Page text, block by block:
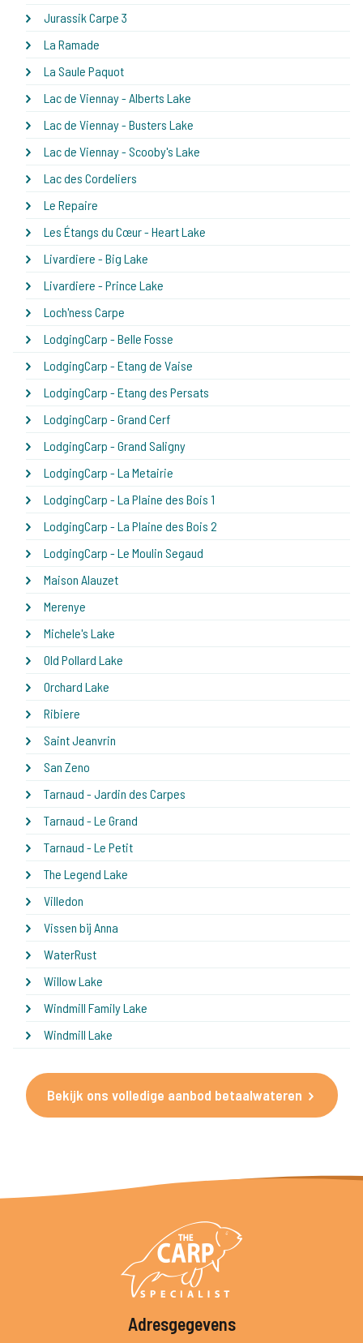
Jurassik Carpe 3
La Ramade
La Saule Paquot
Lac de Viennay - Alberts Lake
Lac de Viennay - Busters Lake
Lac de Viennay - Scooby's Lake
Lac des Cordeliers
Le Repaire
Les Étangs du Cœur - Heart Lake
Livardiere - Big Lake
Livardiere - Prince Lake
Loch'ness Carpe
LodgingCarp - Belle Fosse
LodgingCarp - Etang de Vaise
LodgingCarp - Etang des Persats
LodgingCarp - Grand Cerf
LodgingCarp - Grand Saligny
LodgingCarp - La Metairie
LodgingCarp - La Plaine des Bois 1
LodgingCarp - La Plaine des Bois 2
LodgingCarp - Le Moulin Segaud
Maison Alauzet
Merenye
Michele's Lake
Old Pollard Lake
Orchard Lake
Ribiere
Saint Jeanvrin
San Zeno
Tarnaud - Jardin des Carpes
Tarnaud - Le Grand
Tarnaud - Le Petit
The Legend Lake
Villedon
Vissen bij Anna
WaterRust
Willow Lake
Windmill Family Lake
Windmill Lake
Bekijk ons volledige aanbod betaalwateren
Adresgegevens